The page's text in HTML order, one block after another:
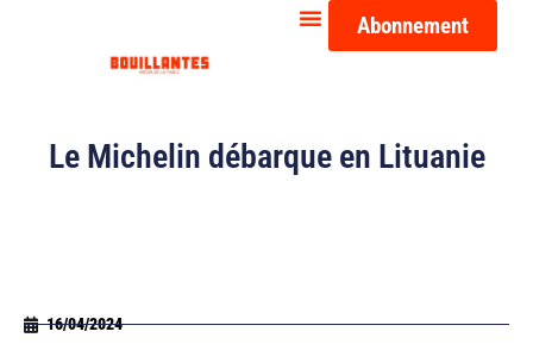
Abonnement
Le Michelin débarque en Lituanie
16/04/2024